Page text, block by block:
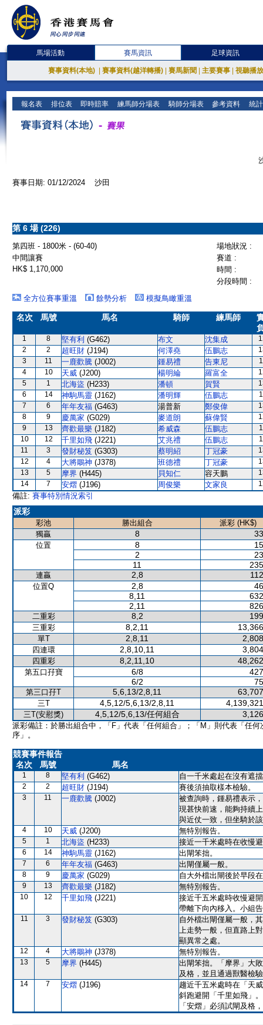
馬場活動 賽馬資訊 足球資訊
賽事資料(本地) 賽事資料(越洋轉播) 賽馬新聞 主要賽事 視聽播
報名表 排位表 即時賠率 練馬師分場表 騎師分場表 參考資料 統
賽事日期: 01/12/2024 沙田
第 6 場 (226)
第四班 - 1800米 - (60-40)
場地狀況 :
中間讓賽
賽道 :
HK$ 1,170,000
時間 :
分段時間 :
全方位賽事重溫
餘勢分析 模擬鳥瞰重溫
名次 馬號 馬名 騎師 練馬師
1 8 堅有利 (G462) 布文 沈集成
2
2 超旺財 (J194) 何澤堯 伍鵬志
3
11 一鹿歡騰 (J002) 鍾易禮 告東尼
4
10 天威 (J200) 楊明綸 羅富全
5
1 北海盜 (H233) 潘頓 賀賢
6
14 神駒馬靈 (J162) 潘明輝 伍鵬志
7
6 年年友福 (G463) 湯普新 鄭俊偉
8
9 慶萬家 (G029) 麥道朗 蘇偉賢
9
13 齊歡最樂 (J182) 希威森 伍鵬志
10
12 千里如飛 (J221) 艾兆禮 伍鵬志
11
3 發財秘笈 (G303) 蔡明紹 丁冠豪
12
4 大將鵰神 (J378) 班德禮 丁冠豪
13
5 摩界 (H445) 貝知仁 容天鵬
14
7 安熠 (J196) 周俊樂 文家良
備註: 賽事特別情況索引
派彩
彩池 勝出組合
派彩 (HK$)
獨贏
8
位置 8
2
11
連贏 2,8
位置Q 2,8
8,11
2,11
二重彩 8,2
三重彩 8,2,11
單T 2,8,11
四連環 2,8,10,11
四重彩 8,2,11,10
第五口孖寶 6/8
6/2
第三口孖T 5,6,13/2,8,11
三T 4,5,12/5,6,13/2,8,11
三T(安慰獎) 4,5,12/5,6,13/任何組合
派彩備註：於勝出組合中，「F」代表「任何組合」；「M」則代表「任何
序」。
競賽事件報告
名次
馬號 馬名
1 8 堅有利 (G462) 自一千米處起在沒有遮
2 2 超旺財 (J194) 賽後須抽取樣本檢驗。
3 11 一鹿歡騰 (J002)
被查詢時，鍾易禮表示
現甚快前速，能夠持續
與近仗一致，但坐騎於
4 10 天威 (J200) 無特別報告。
5 1 北海盜 (H233) 接近一千米處時在收慢
6 14 神駒馬靈 (J162) 出閘笨拙。
7 6 年年友福 (G463) 出閘僅屬一般。
8 9 慶萬家 (G029) 自大外檔出閘後於早段
9 13 齊歡最樂 (J182) 無特別報告。
10 12 千里如飛 (J221)
接近千五米處時收慢避
帶離下向內移入。小組
11 3 發財秘笈 (G303)
自外檔出閘僅屬一般，
上走勢一般，但直路上
顯異常之處。
12 4 大將鵰神 (J378) 無特別報告。
13 5 摩界 (H445)
出閘笨拙。「摩界」大
及格，並且通過獸醫檢
14 7 安熠 (J196)
趨近千五米處時在「天
斜跑避開「千里如飛」
「安熠」必須試閘及格